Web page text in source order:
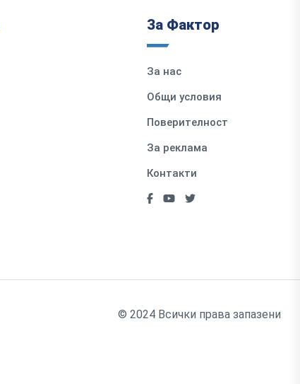
За Фактор
За нас
Общи условия
Поверителност
За реклама
Контакти
© 2024 Всички права запазени